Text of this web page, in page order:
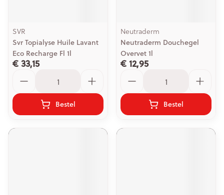
SVR
Svr Topialyse Huile Lavant
Eco Recharge Fl 1l
€ 33,15
Bestel
Neutraderm
Neutraderm Douchegel
Overvet 1l
€ 12,95
Bestel